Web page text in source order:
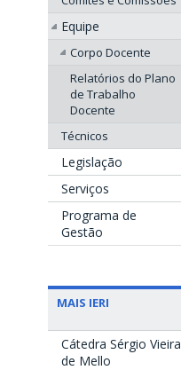
Equipe
Corpo Docente
Relatórios do Plano
de Trabalho
Docente
Técnicos
Legislação
Serviços
Programa de
Gestão
MAIS IERI
Cátedra Sérgio Vieira
de Mello